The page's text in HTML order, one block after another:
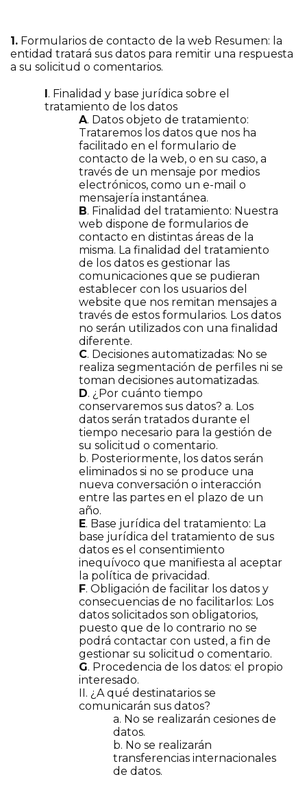
1. Formularios de contacto de la web Resumen: la
entidad tratará sus datos para remitir una respuesta
a su solicitud o comentarios.
I. Finalidad y base jurídica sobre el
tratamiento de los datos
A. Datos objeto de tratamiento:
Trataremos los datos que nos ha
facilitado en el formulario de
contacto de la web, o en su caso, a
través de un mensaje por medios
electrónicos, como un e-mail o
mensajería instantánea.
B. Finalidad del tratamiento: Nuestra
web dispone de formularios de
contacto en distintas áreas de la
misma. La finalidad del tratamiento
de los datos es gestionar las
comunicaciones que se pudieran
establecer con los usuarios del
website que nos remitan mensajes a
través de estos formularios. Los datos
no serán utilizados con una finalidad
diferente.
C. Decisiones automatizadas: No se
realiza segmentación de perfiles ni se
toman decisiones automatizadas.
D. ¿Por cuánto tiempo
conservaremos sus datos? a. Los
datos serán tratados durante el
tiempo necesario para la gestión de
su solicitud o comentario.
b. Posteriormente, los datos serán
eliminados si no se produce una
nueva conversación o interacción
entre las partes en el plazo de un
año.
E. Base jurídica del tratamiento: La
base jurídica del tratamiento de sus
datos es el consentimiento
inequívoco que manifiesta al aceptar
la política de privacidad.
F. Obligación de facilitar los datos y
consecuencias de no facilitarlos: Los
datos solicitados son obligatorios,
puesto que de lo contrario no se
podrá contactar con usted, a fin de
gestionar su solicitud o comentario.
G. Procedencia de los datos: el propio
interesado.
II. ¿A qué destinatarios se
comunicarán sus datos?
a. No se realizarán cesiones de
datos.
b. No se realizarán
transferencias internacionales
de datos.